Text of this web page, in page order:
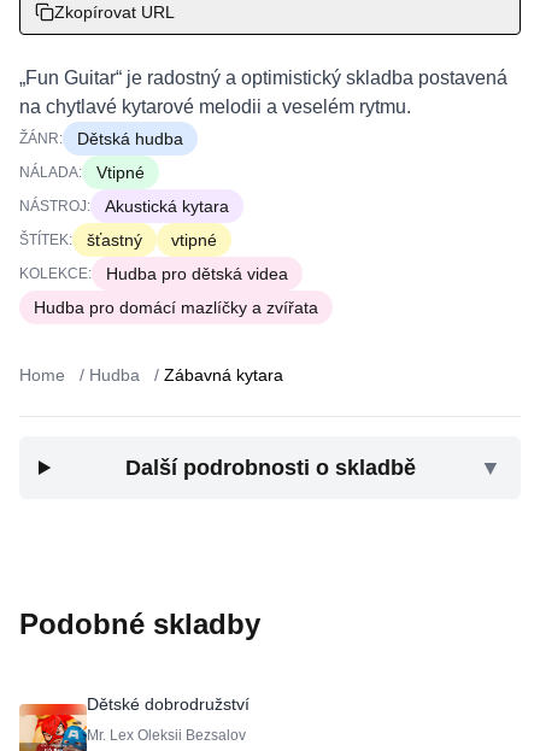
Zkopírovat URL
„Fun Guitar“ je radostný a optimistický skladba postavená
na chytlavé kytarové melodii a veselém rytmu.
ŽÁNR: Dětská hudba
NÁLADA: Vtipné
NÁSTROJ: Akustická kytara
ŠTÍTEK: šťastný vtipné
KOLEKCE:
Hudba pro dětská videa
Hudba pro domácí mazlíčky a zvířata
Home / Hudba / Zábavná kytara
Další podrobnosti o skladbě ▼
Podobné skladby
Dětské dobrodružství
Mr. Lex Oleksii Bezsalov